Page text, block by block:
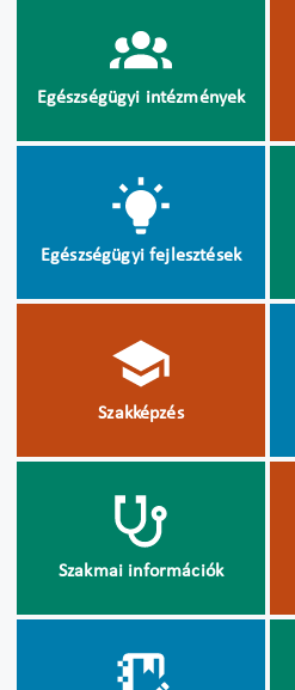
Egészségügyi intézmények
Egészségügyi fejlesztések
Szakképzés
Szakmai információk